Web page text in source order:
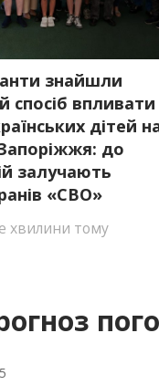
знайшли
спосіб впливати
дітей
до
залучають
«СВО»
хвилини тому